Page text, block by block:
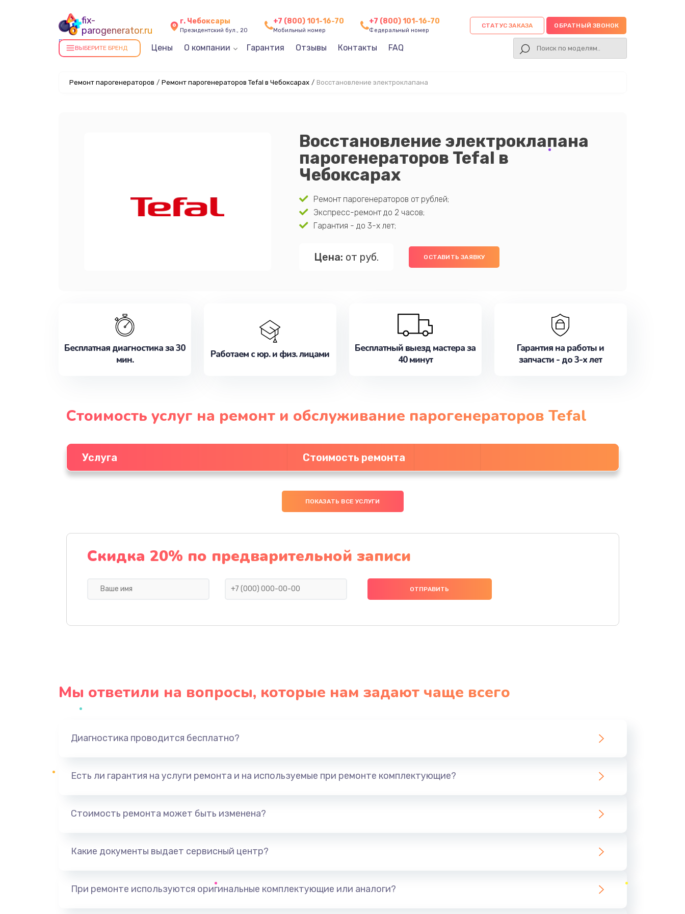
fix-
parogenerator.ru
Ремонт парогенераторов в
Чебоксарах
г. Чебоксары
Президентский бул., 20
+7 (800) 101-16-70
Мобильный номер
+7 (800) 101-16-70
Федеральный номер
СТАТУС ЗАКАЗА ОБРАТНЫЙ ЗВОНОК
ВЫБЕРИТЕ БРЕНД Цены О компании Гарантия Отзывы Контакты FAQ
Ремонт парогенераторов / Ремонт парогенераторов Tefal в Чебоксарах / Восстановление электроклапана
Восстановление электроклапана
парогенераторов Tefal в
Чебоксарах
Ремонт парогенераторов от рублей;
Экспресс-ремонт до 2 часов;
Гарантия - до 3-х лет;
Цена: от руб. ОСТАВИТЬ ЗАЯВКУ
Бесплатная диагностика за 30
мин.
Работаем с юр. и физ. лицами
Бесплатный выезд мастера за
40 минут
Гарантия на работы и
запчасти - до 3-х лет
Стоимость услуг на ремонт и обслуживание парогенераторов Tefal
Услуга Стоимость ремонта
ПОКАЗАТЬ ВСЕ УСЛУГИ
Скидка 20% по предварительной записи
Мы ответили на вопросы, которые нам задают чаще всего
Диагностика проводится бесплатно?
Есть ли гарантия на услуги ремонта и на используемые при ремонте комплектующие?
Стоимость ремонта может быть изменена?
Какие документы выдает сервисный центр?
При ремонте используются оригинальные комплектующие или аналоги?